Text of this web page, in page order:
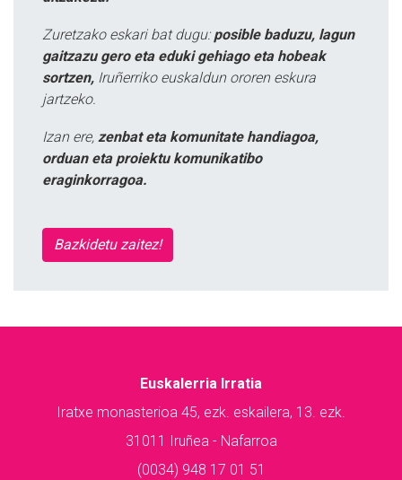
Zuretzako eskari bat dugu: posible baduzu, lagun
gaitzazu gero eta eduki gehiago eta hobeak
sortzen, Iruñerriko euskaldun ororen eskura
jartzeko.
Izan ere, zenbat eta komunitate handiagoa,
orduan eta proiektu komunikatibo
eraginkorragoa.
Bazkidetu zaitez!
Euskalerria Irratia
Iratxe monasterioa 45, ezk. eskailera, 13. ezk.
31011 Iruñea - Nafarroa
(0034) 948 17 01 51